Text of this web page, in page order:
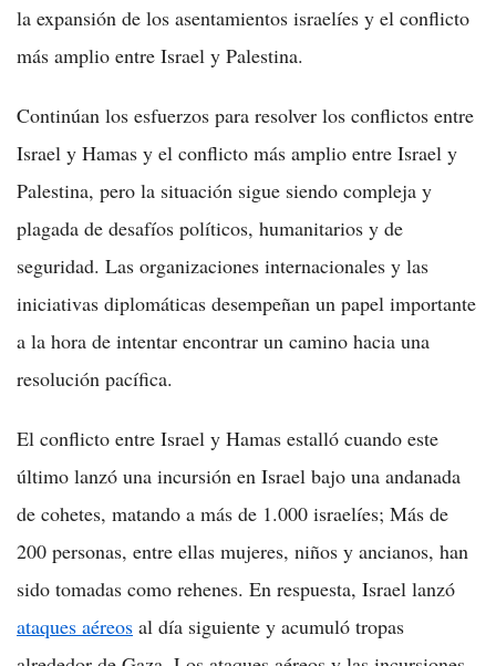
la expansión de los asentamientos israelíes y el conflicto
más amplio entre Israel y Palestina.
Continúan los esfuerzos para resolver los conflictos entre
Israel y Hamas y el conflicto más amplio entre Israel y
Palestina, pero la situación sigue siendo compleja y
plagada de desafíos políticos, humanitarios y de
seguridad. Las organizaciones internacionales y las
iniciativas diplomáticas desempeñan un papel importante
a la hora de intentar encontrar un camino hacia una
resolución pacífica.
El conflicto entre Israel y Hamas estalló cuando este
último lanzó una incursión en Israel bajo una andanada
de cohetes, matando a más de 1.000 israelíes; Más de
200 personas, entre ellas mujeres, niños y ancianos, han
sido tomadas como rehenes. En respuesta, Israel lanzó
ataques aéreos al día siguiente y acumuló tropas